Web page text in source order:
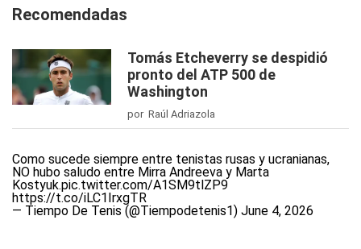
Recomendadas
Tomás Etcheverry se despidió
pronto del ATP 500 de
Washington
por Raúl Adriazola
Como sucede siempre entre tenistas rusas y ucranianas,
NO hubo saludo entre Mirra Andreeva y Marta
Kostyuk.pic.twitter.com/A1SM9tlZP9
https://t.co/iLC1IrxgTR
— Tiempo De Tenis (@Tiempodetenis1) June 4, 2026